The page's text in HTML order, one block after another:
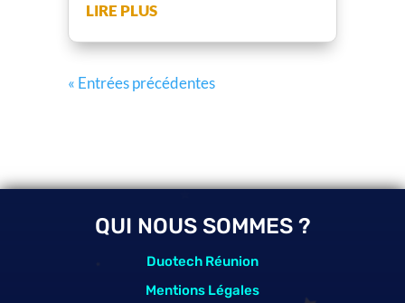
LIRE PLUS
« Entrées précédentes
QUI NOUS SOMMES ?
Duotech Réunion
Mentions Légales